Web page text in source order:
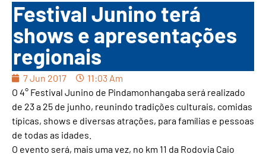
Festival Junino terá
shows e apresentações
regionais
7 Jun 2017
11:03 Am
O 4° Festival Junino de Pindamonhangaba será realizado
de 23 a 25 de junho, reunindo tradições culturais, comidas
típicas, shows e diversas atrações, para famílias e pessoas
de todas as idades.
O evento será, mais uma vez, no km 11 da Rodovia Caio